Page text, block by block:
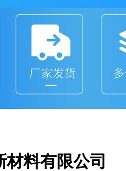
料有限公司